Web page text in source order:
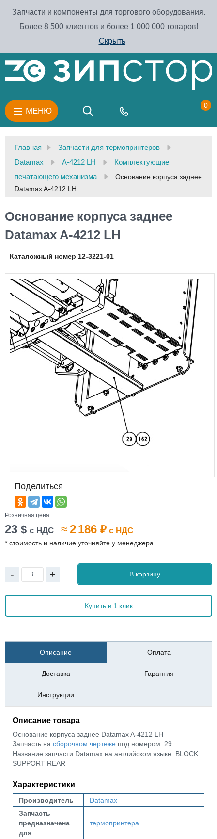
Запчасти и компоненты для торгового оборудования.
Более 8 500 клиентов и более 1 000 000 товаров!
Скрыть
МЕНЮ
0
Главная
Запчасти для термопринтеров
Datamax
A-4212 LH
Комплектующие
печатающего механизма
Основание корпуса заднее
Datamax A-4212 LH
Основание корпуса заднее
Datamax A-4212 LH
Каталожный номер 12-3221-01
Поделиться
Розничная цена
23 $ с НДС ≈2 186 ₽ с НДС
* стоимость и наличие уточняйте у менеджера
- + В корзину
Купить в 1 клик
Описание Оплата
Доставка Гарантия
Инструкции
Описание товара
Основание корпуса заднее Datamax A-4212 LH
Запчасть на сборочном чертеже под номером: 29
Название запчасти Datamax на английском языке: BLOCK
SUPPORT REAR
Характеристики
Производитель
Datamax
Запчасть
предназначена
для
термопринтера